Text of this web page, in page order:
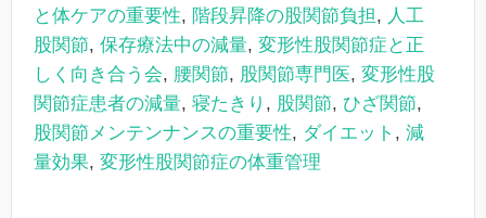
と体ケアの重要性, 階段昇降の股関節負担, 人工
股関節, 保存療法中の減量, 変形性股関節症と正
しく向き合う会, 腰関節, 股関節専門医, 変形性股
関節症患者の減量, 寝たきり , 股関節, ひざ関節,
股関節メンテンナンスの重要性, ダイエット , 減
量効果, 変形性股関節症の体重管理